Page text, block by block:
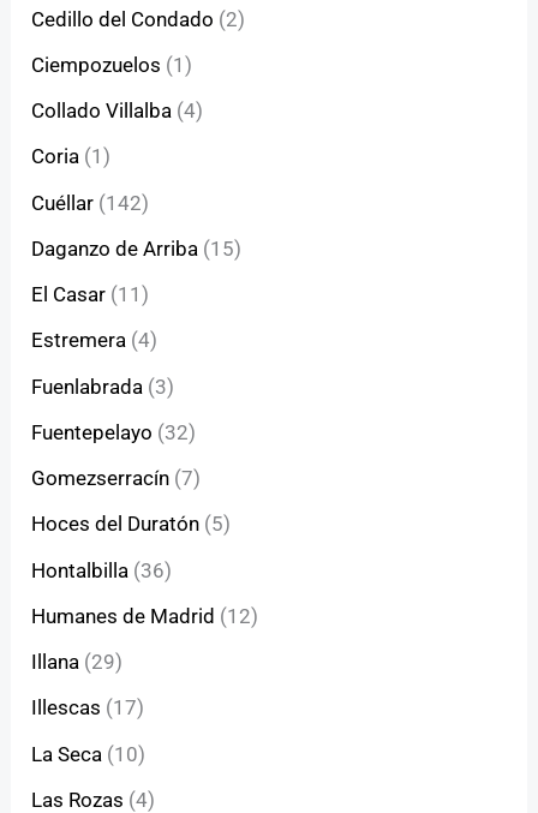
Cedillo del Condado (2)
Ciempozuelos (1)
Collado Villalba (4)
Coria (1)
Cuéllar (142)
Daganzo de Arriba (15)
El Casar (11)
Estremera (4)
Fuenlabrada (3)
Fuentepelayo (32)
Gomezserracín (7)
Hoces del Duratón (5)
Hontalbilla (36)
Humanes de Madrid (12)
Illana (29)
Illescas (17)
La Seca (10)
Las Rozas (4)